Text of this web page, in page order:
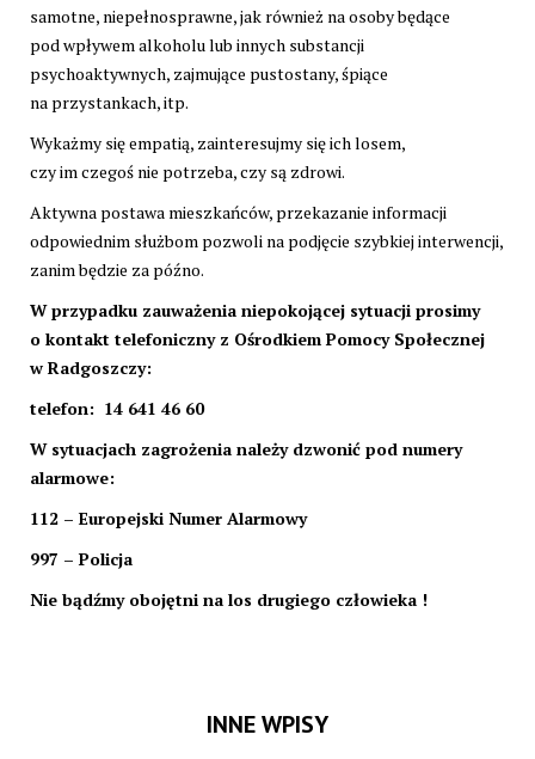
samotne, niepełnosprawne, jak również na osoby będące
pod wpływem alkoholu lub innych substancji
psychoaktywnych, zajmujące pustostany, śpiące
na przystankach, itp.
Wykażmy się empatią, zainteresujmy się ich losem,
czy im czegoś nie potrzeba, czy są zdrowi.
Aktywna postawa mieszkańców, przekazanie informacji
odpowiednim służbom pozwoli na podjęcie szybkiej interwencji,
zanim będzie za późno.
W przypadku zauważenia niepokojącej sytuacji prosimy
o kontakt telefoniczny z Ośrodkiem Pomocy Społecznej
w Radgoszczy:
telefon: 14 641 46 60
W sytuacjach zagrożenia należy dzwonić pod numery
alarmowe:
112 – Europejski Numer Alarmowy
997 – Policja
Nie bądźmy obojętni na los drugiego człowieka !
INNE WPISY